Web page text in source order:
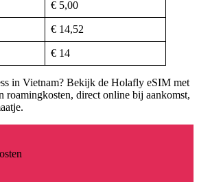
€ 5,00
€ 14,52
€ 14
in Vietnam? Bekijk de Holafly eSIM met
roamingkosten, direct online bij aankomst,